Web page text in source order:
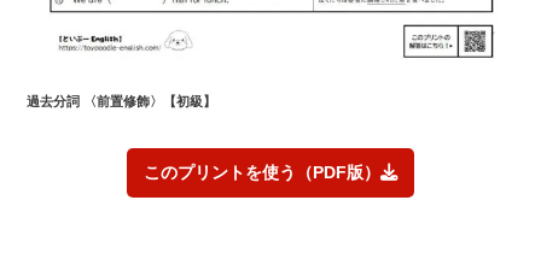
過去分詞 〈前置修飾〉 【初級】
このプリントを使う（PDF版）